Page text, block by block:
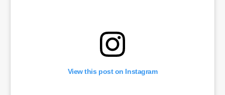
View this post on Instagram